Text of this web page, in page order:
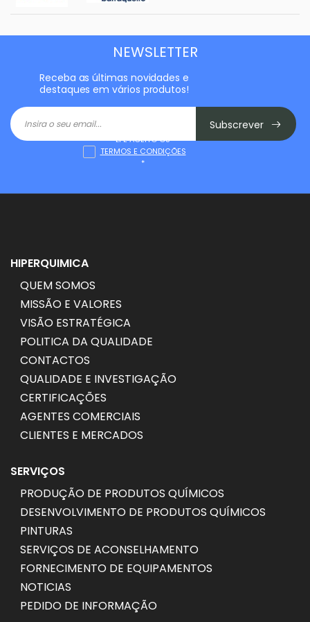
NEWSLETTER
Receba as últimas novidades e
destaques em vários produtos!
Subscrever
LI E ACEITO OS
TERMOS E CONDIÇÕES
*
HIPERQUIMICA
QUEM SOMOS
MISSÃO E VALORES
VISÃO ESTRATÉGICA
POLITICA DA QUALIDADE
CONTACTOS
QUALIDADE E INVESTIGAÇÃO
CERTIFICAÇÕES
AGENTES COMERCIAIS
CLIENTES E MERCADOS
SERVIÇOS
PRODUÇÃO DE PRODUTOS QUÍMICOS
DESENVOLVIMENTO DE PRODUTOS QUÍMICOS
PINTURAS
SERVIÇOS DE ACONSELHAMENTO
FORNECIMENTO DE EQUIPAMENTOS
NOTICIAS
PEDIDO DE INFORMAÇÃO